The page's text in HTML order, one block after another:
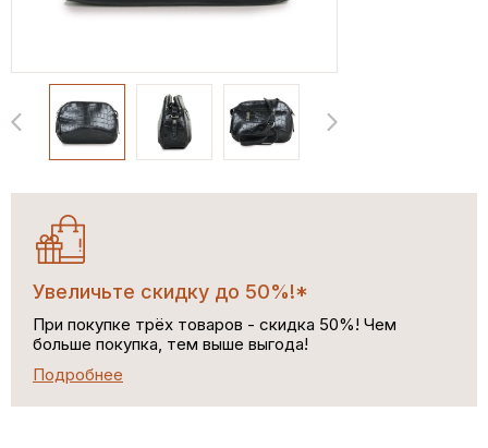
Увеличьте скидку до 50%!*
При покупке трёх товаров - скидка 50%! Чем
больше покупка, тем выше выгода!
Подробнее